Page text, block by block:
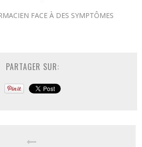
FACE À DES SYMPTÔMES
PARTAGER SUR: